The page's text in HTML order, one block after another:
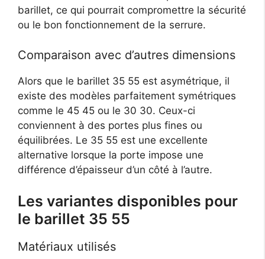
barillet, ce qui pourrait compromettre la sécurité
ou le bon fonctionnement de la serrure.
Comparaison avec d’autres dimensions
Alors que le barillet 35 55 est asymétrique, il
existe des modèles parfaitement symétriques
comme le 45 45 ou le 30 30. Ceux-ci
conviennent à des portes plus fines ou
équilibrées. Le 35 55 est une excellente
alternative lorsque la porte impose une
différence d’épaisseur d’un côté à l’autre.
Les variantes disponibles pour
le barillet 35 55
Matériaux utilisés